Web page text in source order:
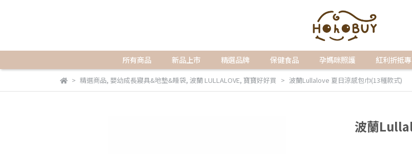
所有商品 新品上市 精選品牌 保健食品 孕媽咪照護 紅利折抵
精選商品, 嬰幼成長寢具&地墊&睡袋, 波蘭 LULLALOVE, 寶寶好好買 波蘭Lullalove 夏日涼感包巾(13種款式)
波蘭